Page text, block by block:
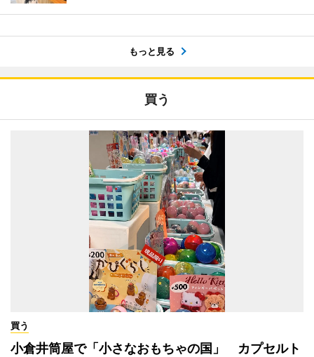
もっと見る
買う
買う
小倉井筒屋で「小さなおもちゃの国」 カプセルト